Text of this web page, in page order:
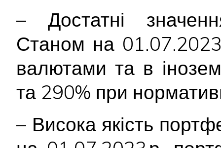
– Достатні
Станом на
валютами та в
та 290% при
– Висока якість